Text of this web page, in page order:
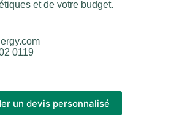
et de votre budget.
0119
un devis personnalisé